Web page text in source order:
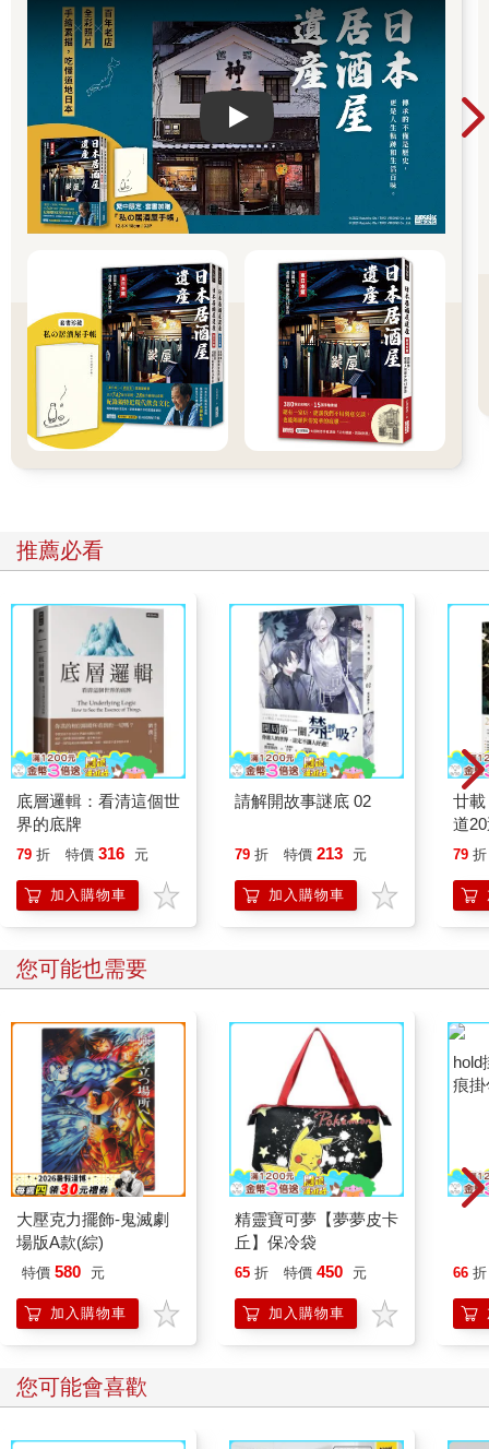
Play video
推薦必看
底層邏輯：看清這個世
界的底牌
79 折 特價 316 元
加入購物車
請解開故事謎底 02
79 折 特價 213 元
加入購物車
廿
道
79 折
您可能也需要
大壓克力擺飾-鬼滅劇
場版A款(綜)
特價 580 元
加入購物車
精靈寶可夢【夢夢皮卡
丘】保冷袋
65 折 特價 450 元
加入購物車
66 折
您可能會喜歡